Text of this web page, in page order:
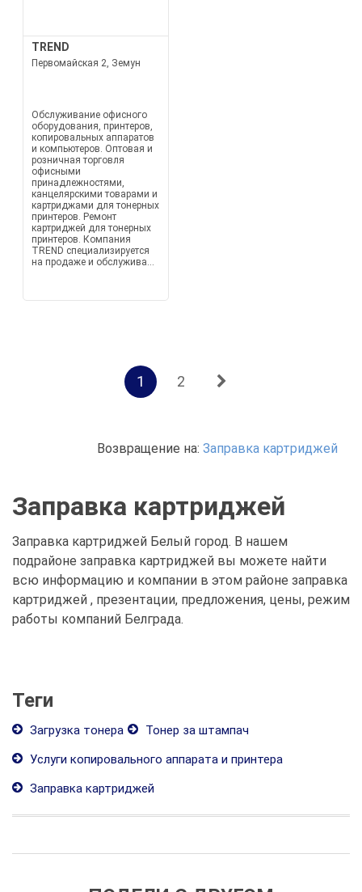
TREND
Первомайская 2, Земун
Обслуживание офисного
оборудования, принтеров,
копировальных аппаратов
и компьютеров. Оптовая и
розничная торговля
офисными
принадлежностями,
канцелярскими товарами и
картриджами для тонерных
принтеров. Ремонт
картриджей для тонерных
принтеров. Компания
TREND специализируется
на продаже и обслужива...
1 2
Возвращение на: Заправка картриджей
Заправка картриджей
Заправка картриджей Белый город. В нашем
подрайоне заправка картриджей вы можете найти
всю информацию и компании в этом районе заправка
картриджей , презентации, предложения, цены, режим
работы компаний Белграда.
Теги
Загрузка тонера
Тонер за штампач
Услуги копировального аппарата и принтера
Заправка картриджей